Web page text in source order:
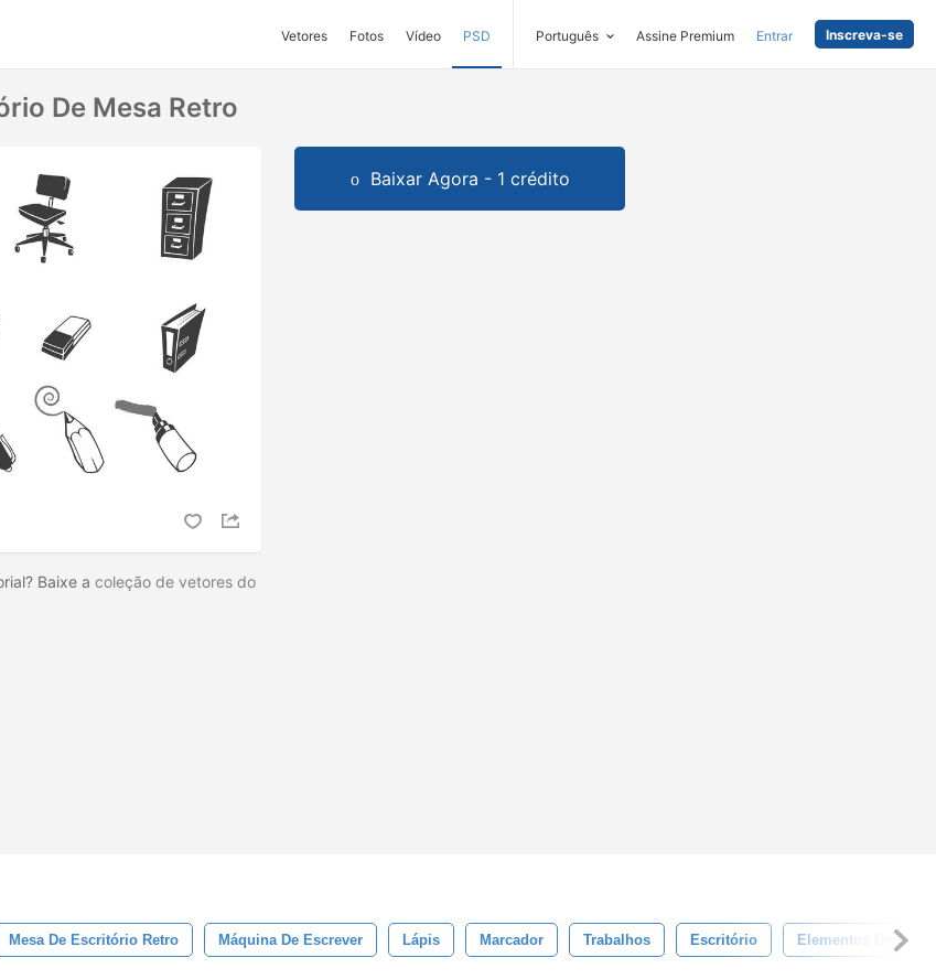
Vetores Fotos Vídeo PSD Português Assine Premium Entrar Inscreva-se
De Mesa Retro
Baixe a coleção de vetores do
Baixar Agora - 1 crédito
Mesa De Escritório Retro Máquina De Escrever Lápis Marcador Trabalhos Escritório Elementos De